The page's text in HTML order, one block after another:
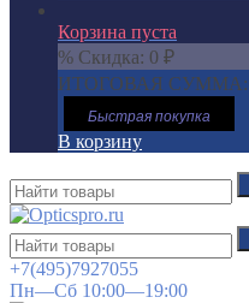
Корзина пуста
% Скидка: 0 ₽
ИТОГОВАЯ СУММА:
Быстрая покупка
В корзину
+7(495)7927055
Пн—Сб 10:00—19:00